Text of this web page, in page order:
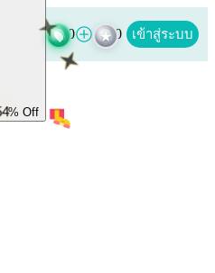
% Off
0 0 เข้าสู่ระบบ